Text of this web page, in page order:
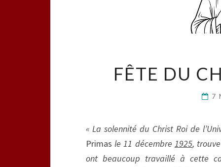
FÊTE DU
7
« La solennité du Christ Roi de
Primas le 11 décembre 1925,
ont beaucoup travaillé à cette